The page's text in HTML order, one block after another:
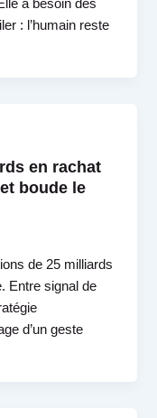
a besoin des
: l’humain reste
en rachat
boude le
de 25 milliards
Entre signal de
d’un geste